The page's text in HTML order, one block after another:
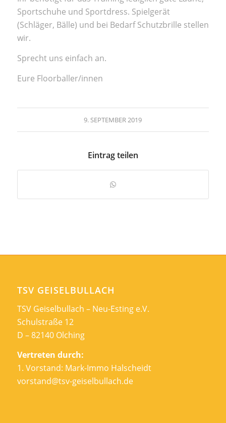
Sportschuhe und Sportdress. Spielgerät
(Schläger, Bälle) und bei Bedarf Schutzbrille stellen
wir.
Sprecht uns einfach an.
Eure Floorballer/innen
9. SEPTEMBER 2019
Eintrag teilen
TSV GEISELBULLACH
TSV Geiselbullach – Neu-Esting e.V.
Schulstraße 12
D – 82140 Olching
Vertreten durch:
1. Vorstand: Mark-Immo Halscheidt
vorstand@tsv-geiselbullach.de